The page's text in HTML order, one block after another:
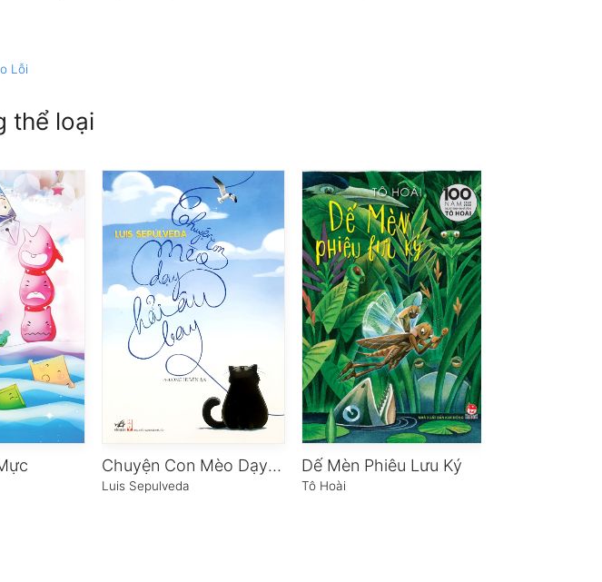
Lỗi
thể loại
Chuyện Con Mèo Dạy Hải Âu Bay
Luis Sepulveda
Dế Mèn Phiêu Lưu Ký
Tô Hoài